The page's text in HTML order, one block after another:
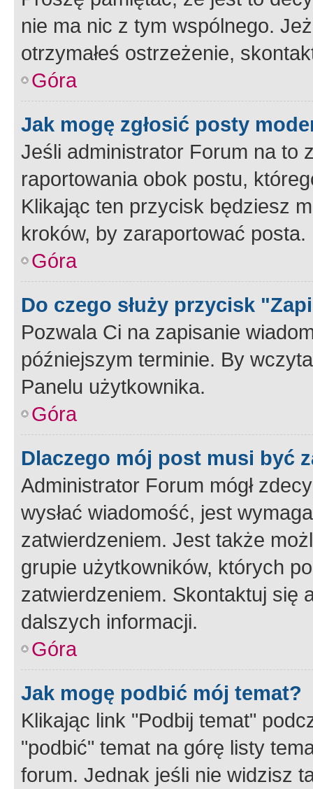
nie ma nic z tym wspólnego.
otrzymałeś ostrzeżenie,
Góra
Jak mogę zgłosić posty
Jeśli administrator Forum na to
raportowania obok postu,
Klikając ten przycisk będziesz
kroków, by zaraportować posta.
Góra
Do czego służy przycisk
Pozwala Ci na zapisanie
późniejszym terminie. By
Panelu użytkownika.
Góra
Dlaczego mój post musi być
Administrator Forum mógł
wysłać wiadomość, jest
zatwierdzeniem. Jest także
grupie użytkowników, których
zatwierdzeniem. Skontaktuj się
dalszych informacji.
Góra
Jak mogę podbić mój temat?
Klikając link "Podbij temat"
"podbić" temat na górę listy
forum. Jednak jeśli nie widzisz